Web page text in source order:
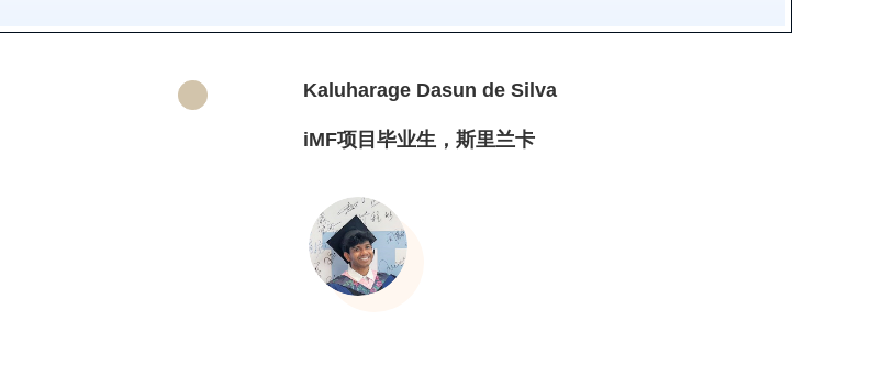
Kaluharage Dasun de Silva
iMF项目毕业生，斯里兰卡